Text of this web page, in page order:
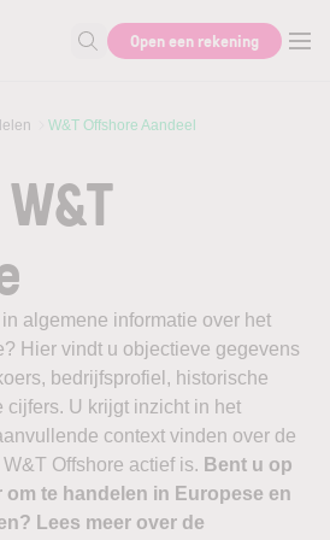
Zoek naar informatie
Open een rekening
W&T Offshore Aandeel
algemene informatie over het
Hier vindt u objectieve gegevens
bedrijfsprofiel, historische
cijfers. U krijgt inzicht in het
context vinden over de
Offshore actief is. Bent u op
om te handelen in Europese en
Lees meer over de